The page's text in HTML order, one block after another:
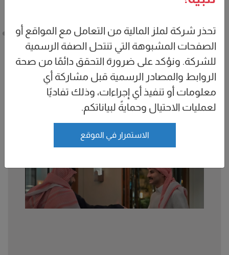
Malaz Capital
5 months ago
وسط أجواء رمضانية، أقامت شركة الملز المالية السحور الرمضاني السنوي.[...]
تحذر شركة لملز المالية من التعامل مع المواقع أو
الصفحات المشبوهة التي تنتحل الصفة الرسمية
للشركة. ونؤكد على ضرورة التحقق دائمًا من صحة
الروابط والمصادر الرسمية قبل مشاركة أي
معلومات أو تنفيذ أي إجراءات، وذلك تفاديًا
لعمليات الاحتيال وحمايةً لبياناتكم.
الاستمرار في الموقع